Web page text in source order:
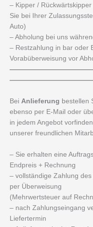
– Kipper /
Sie bei Ihrer
Auto)
– Abholung bei uns
– Restzahlung in bar oder
Vorabüberweisung vor
Bei Anlieferung bestellen
ebenso per E-Mail oder
in jedem Angebot
unserer freundlichen
– Sie erhalten eine
Endpreis + Rechnung
– vollständige Zahlung
per Überweisung
(Mehrwertsteuer auf
– nach Zahlungseingang
Liefertermin